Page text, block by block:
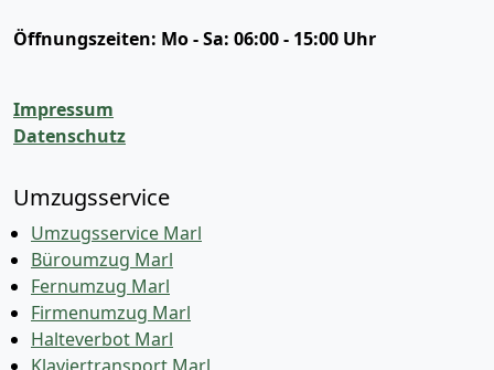
Öffnungszeiten: Mo - Sa: 06:00 - 15:00 Uhr
Impressum
Datenschutz
Umzugsservice
Umzugsservice Marl
Büroumzug Marl
Fernumzug Marl
Firmenumzug Marl
Halteverbot Marl